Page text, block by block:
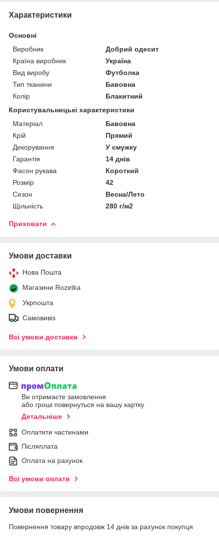
Характеристики
Основні
Виробник
Добрий одесит
Країна виробник
Україна
Вид виробу
Футболка
Тип тканини
Бавовна
Колір
Блакитний
Користувальницькі характеристики
Матеріал
Бавовна
Крій
Прямий
Декорування
У смужку
Гарантія
14 днів
Фасон рукава
Короткий
Розмір
42
Сезон
Весна/Лето
Щільність
280 г/м2
Приховати
Умови доставки
Нова Пошта
Магазини Rozetka
Укрпошта
Самовивіз
Всі умови доставки
Умови оплати
Ви отримаєте замовлення
або гроші повернуться на вашу картку
Детальніше
Оплатити частинами
Післяплата
Оплата на рахунок
Всі умови оплати
Умови повернення
Повернення товару впродовж 14 днів за рахунок покупця